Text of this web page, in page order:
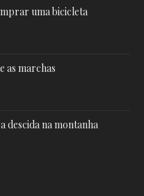
uma bicicleta
as marchas
descida na montanha